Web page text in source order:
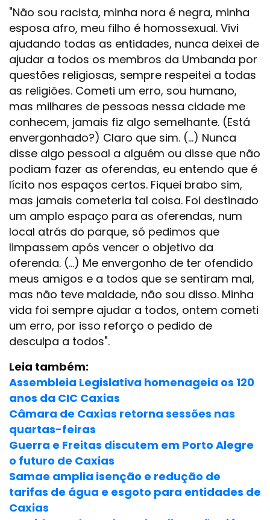
"Não sou racista, minha nora é negra, minha
esposa afro, meu filho é homossexual. Vivi
ajudando todas as entidades, nunca deixei de
ajudar a todos os membros da Umbanda por
questões religiosas, sempre respeitei a todas
as religiões. Cometi um erro, sou humano,
mas milhares de pessoas nessa cidade me
conhecem, jamais fiz algo semelhante. (Está
envergonhado?) Claro que sim. (...) Nunca
disse algo pessoal a alguém ou disse que não
podiam fazer as oferendas, eu entendo que é
lícito nos espaços certos. Fiquei brabo sim,
mas jamais cometeria tal coisa. Foi destinado
um amplo espaço para as oferendas, num
local atrás do parque, só pedimos que
limpassem após vencer o objetivo da
oferenda. (...) Me envergonho de ter ofendido
meus amigos e a todos que se sentiram mal,
mas não teve maldade, não sou disso. Minha
vida foi sempre ajudar a todos, ontem cometi
um erro, por isso reforço o pedido de
desculpa a todos".
Leia também:
Assembleia Legislativa homenageia os 120
anos da CIC Caxias
Câmara de Caxias retorna sessões nas
quartas-feiras
Guerra e Freitas discutem em Porto Alegre
o futuro de Caxias
Samae amplia isenção e redução de
tarifas de água e esgoto para entidades de
Caxias